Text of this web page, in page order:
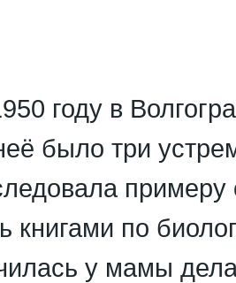
году в
было три
книгами по
у мамы